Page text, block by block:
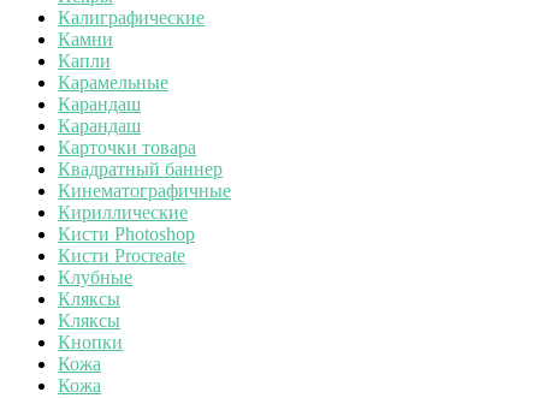
Калиграфические
Камни
Капли
Карамельные
Карандаш
Карандаш
Карточки товара
Квадратный баннер
Кинематографичные
Кириллические
Кисти Photoshop
Кисти Procreate
Клубные
Кляксы
Кляксы
Кнопки
Кожа
Кожа